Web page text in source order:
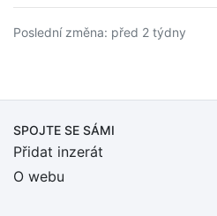
Poslední změna: před 2 týdny
SPOJTE SE SÁMI
Přidat inzerát
O webu